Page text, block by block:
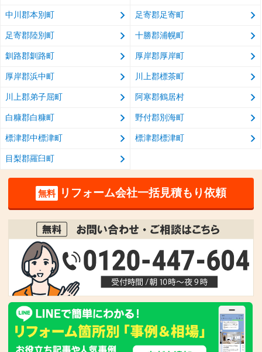
中川郡本別町 足寄郡足寄町
足寄郡陸別町 十勝郡浦幌町
釧路郡釧路町 厚岸郡厚岸町
厚岸郡浜中町 川上郡標茶町
川上郡弟子屈町 阿寒郡鶴居村
白糠郡白糠町 野付郡別海町
標津郡中標津町 標津郡標津町
目梨郡羅臼町
無料 リフォーム会社一括見積もり依頼